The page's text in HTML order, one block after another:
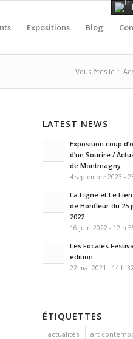
Expositions Blog
Vous êtes ici :
LATEST NEWS
Exposition coup
d’un Sourire /
de Montmagny
4 septembre 2023 -
La Ligne et Le
de Honfleur du 25
2022
16 juin 2022 - 12 h
Les Focales
edition
22 mai 2021 - 14 h
ÉTIQUETTES
actualités
art